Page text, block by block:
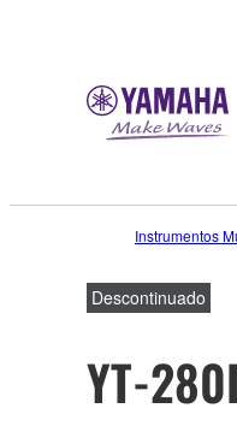
Instrumentos
Descontinuado
YT-